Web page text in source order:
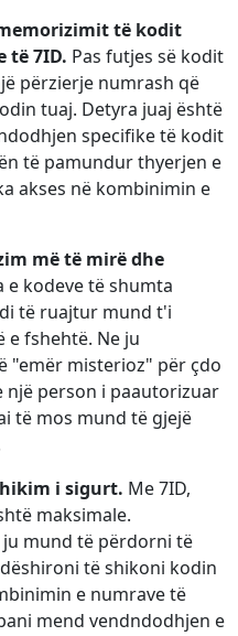
të kodit
të 7ID. Pas futjes së kodit
përzierje numrash që
tuaj. Detyra juaj është
specifike të kodit
të pamundur thyerjen e
akses në kombinimin e
më të mirë dhe
e kodeve të shumta
të ruajtur mund t'i
e fshehtë. Ne ju
"emër misterioz" për çdo
një person i paautorizuar
të mos mund të gjejë
i sigurt. Me 7ID,
maksimale.
mund të përdorni të
të shikoni kodin
e numrave të
mend vendndodhjen e